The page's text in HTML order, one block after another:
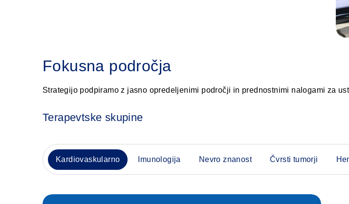
Fokusna področja
Strategijo podpiramo z jasno opredeljenimi področji in prednostnimi nalogami za
Terapevtske skupine
Kardiovaskularno Imunologija Nevro znanost Čvrsti tumorji